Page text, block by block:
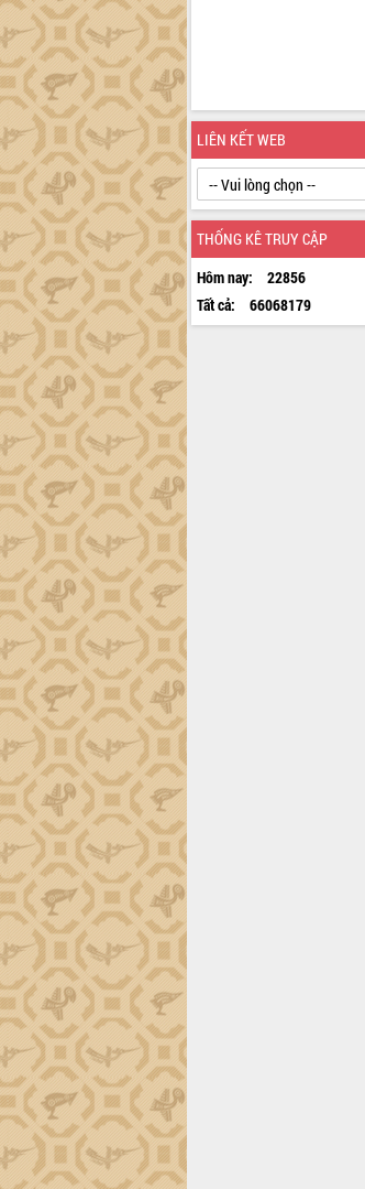
LIÊN KẾT WEB
THỐNG KÊ TRUY CẬP
Hôm nay:
22856
Tất cả:
66068179